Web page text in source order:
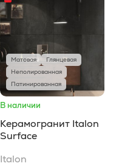
Матовая
Глянцевая
Неполированная
Патинированная
В наличии
Керамогранит Italon
Surface
Italon